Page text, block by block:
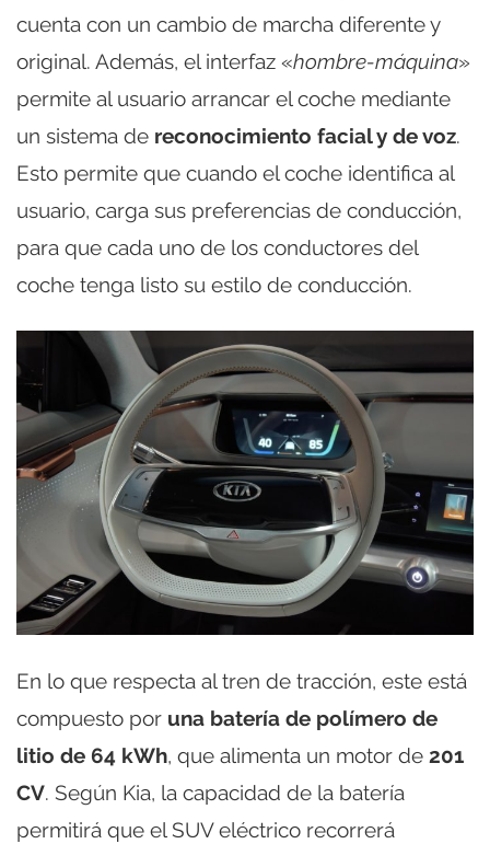
cuenta con un cambio de marcha diferente y
original. Además, el interfaz «hombre-máquina»
permite al usuario arrancar el coche mediante
un sistema de reconocimiento facial y de voz.
Esto permite que cuando el coche identifica al
usuario, carga sus preferencias de conducción,
para que cada uno de los conductores del
coche tenga listo su estilo de conducción.
En lo que respecta al tren de tracción, este está
compuesto por una batería de polímero de
litio de 64 kWh, que alimenta un motor de 201
CV. Según Kia, la capacidad de la batería
permitirá que el SUV eléctrico recorrerá